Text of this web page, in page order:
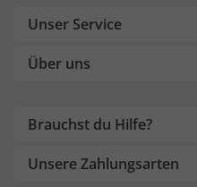
Unser Service
Über uns
Brauchst du Hilfe?
Unsere Zahlungsarten